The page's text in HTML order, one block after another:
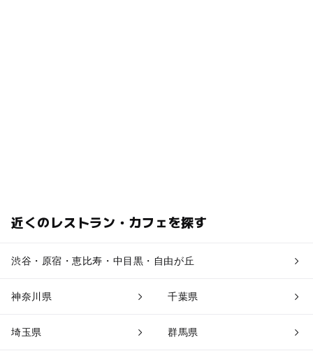
近くのレストラン・カフェを探す
渋谷・原宿・恵比寿・中目黒・自由が丘
神奈川県 千葉県
埼玉県 群馬県